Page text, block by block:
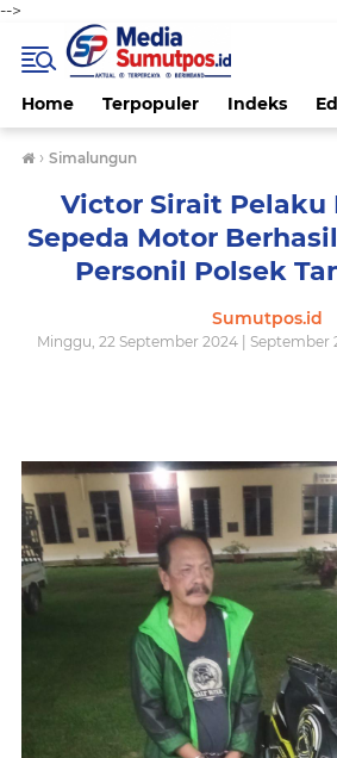
-->
Home Terpopuler Indeks
› Simalungun
Victor Sirait Pelaku
Sepeda Motor
Personil Polsek
Sumutpos.id
Minggu, 22 September 2024 | September